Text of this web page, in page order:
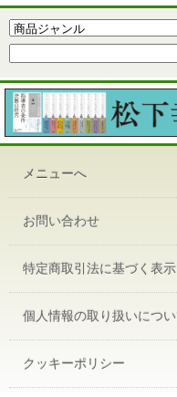
メニューへ
お問い合わせ
特定商取引法に基づく表示
個人情報の取り扱いについ
クッキーポリシー